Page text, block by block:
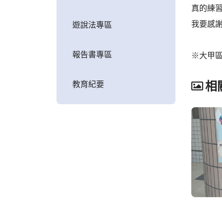
遊說法專區
報告書專區
教育紀要
真的練
我要感
※大甲
相